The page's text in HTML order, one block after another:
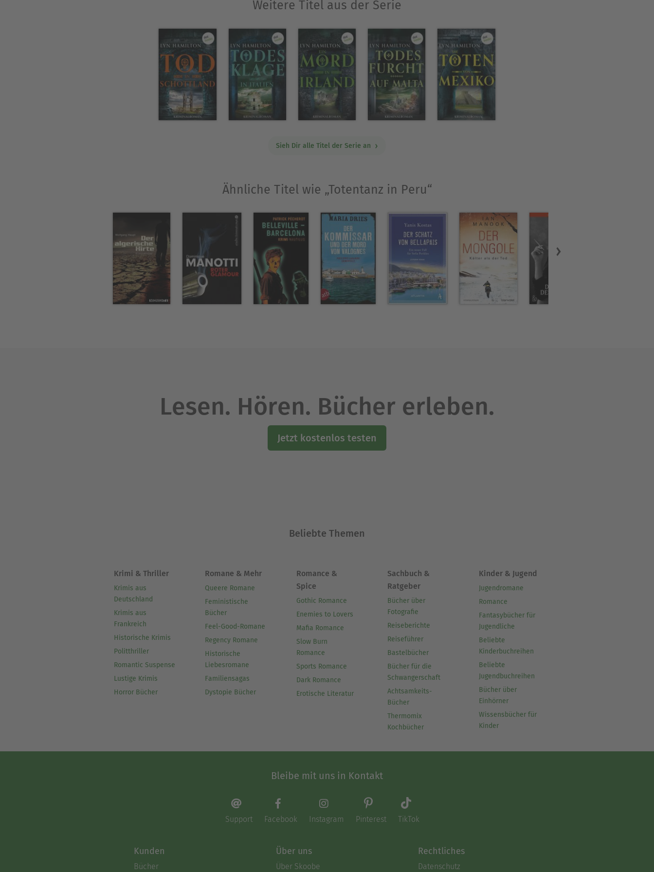
ersten Kriminalroman »Die Toten von Mexiko« zu schreiben.
Die Website der Autorin: http://www.lynhamiltonmysteries.com/
Bei dotbooks erscheinen von Lyn Hamilton folgende Romane:
»Die Toten von Mexiko«
Ausblenden
Weitere Titel aus der Serie
Sieh Dir alle Titel der Serie an
Ähnliche Titel wie „Totentanz in Peru“
Lesen. Hören. Bücher erleben.
Jetzt kostenlos testen
Beliebte Themen
Krimi & Thriller
Krimis aus
Deutschland
Krimis aus
Frankreich
Historische Krimis
Politthriller
Romantic Suspense
Lustige Krimis
Horror Bücher
Romane & Mehr
Queere Romane
Feministische
Bücher
Feel-Good-Romane
Regency Romane
Historische
Liebesromane
Familiensagas
Dystopie Bücher
Romance &
Spice
Gothic Romance
Enemies to Lovers
Mafia Romance
Slow Burn
Romance
Sports Romance
Dark Romance
Erotische Literatur
Sachbuch &
Ratgeber
Bücher über
Fotografie
Reiseberichte
Reiseführer
Bastelbücher
Bücher für die
Schwangerschaft
Achtsamkeits-
Bücher
Thermomix
Kochbücher
Kinder & Jugend
Jugendromane
Romance
Fantasybücher für
Jugendliche
Beliebte
Kinderbuchreihen
Beliebte
Jugendbuchreihen
Bücher über
Einhörner
Wissensbücher für
Kinder
Bleibe mit uns in Kontakt
Support Facebook Instagram Pinterest TikTok
Kunden
Bücher
Über uns
Über Skoobe
Rechtliches
Datenschutz